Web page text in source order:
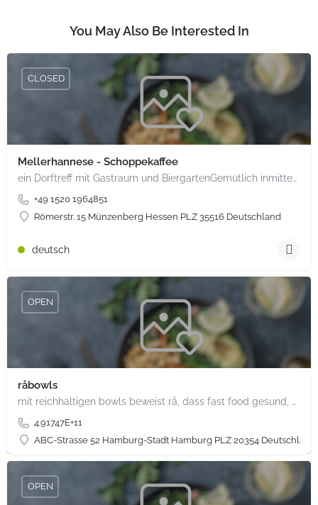
You May Also Be Interested In
Mellerhannese - Schoppekaffee
ein Dorftreff mit Gastraum und BiergartenGemütlich inmitten unserem idyllischen Trais Münzenberg, entlang…
+49 1520 1964851
Römerstr. 15 Münzenberg Hessen PLZ 35516 Deutschland
CLOSED
deutsch
råbowls
mit reichhaltigen bowls beweist rå, dass fast food gesund, nachhaltig und hundertprozentig vegan sein kann.…
4.91747E+11
ABC-Strasse 52 Hamburg-Stadt Hamburg PLZ 20354 Deutschland
OPEN
OPEN